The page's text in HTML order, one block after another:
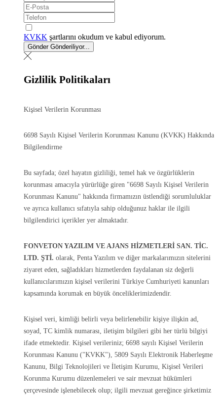
KVKK şartlarını okudum ve kabul ediyorum.
Gönder Gönderiliyor...
Gizlilik Politikaları
Kişisel Verilerin Korunması
6698 Sayılı Kişisel Verilerin Korunması Kanunu (KVKK) Hakkında
Bilgilendirme
Bu sayfada; özel hayatın gizliliği, temel hak ve özgürlüklerin
korunması amacıyla yürürlüğe giren "6698 Sayılı Kişisel Verilerin
Korunması Kanunu" hakkında firmamızın üstlendiği sorumluluklar
ve ayrıca kullanıcı sıfatıyla sahip olduğunuz haklar ile ilgili
bilgilendirici içerikler yer almaktadır.
FONVETON YAZILIM VE AJANS HİZMETLERİ SAN. TİC.
LTD. ŞTİ. olarak, Penta Yazılım ve diğer markalarımızın sitelerini
ziyaret eden, sağladıkları hizmetlerden faydalanan siz değerli
kullanıcılarımızın kişisel verilerini Türkiye Cumhuriyeti kanunları
kapsamında korumak en büyük önceliklerimizdendir.
Kişisel veri, kimliği belirli veya belirlenebilir kişiye ilişkin ad,
soyad, TC kimlik numarası, iletişim bilgileri gibi her türlü bilgiyi
ifade etmektedir. Kişisel verileriniz; 6698 sayılı Kişisel Verilerin
Korunması Kanunu ("KVKK"), 5809 Sayılı Elektronik Haberleşme
Kanunu, Bilgi Teknolojileri ve İletişim Kurumu, Kişisel Verileri
Korunma Kurumu düzenlemeleri ve sair mevzuat hükümleri
çerçevesinde işlenebilecek olup; ilgili mevzuat gereğince şirketimiz